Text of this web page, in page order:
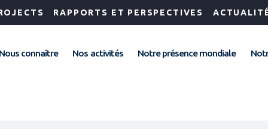
RAPPORTS ET PERSPECTIVES
Nous connaître Nos activités Notre présence mondiale